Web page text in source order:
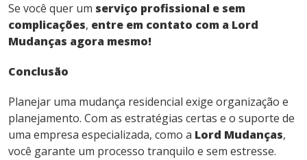
Se você quer um serviço profissional e sem
complicações, entre em contato com a Lord
Mudanças agora mesmo!
Conclusão
Planejar uma mudança residencial exige organização e
planejamento. Com as estratégias certas e o suporte de
uma empresa especializada, como a Lord Mudanças,
você garante um processo tranquilo e sem estresse.